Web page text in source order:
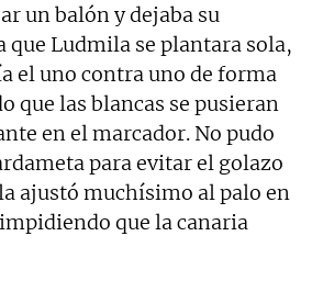
un balón y dejaba su
que Ludmila se plantara sola,
el uno contra uno de forma
que las blancas se pusieran
en el marcador. No pudo
para evitar el golazo
ajustó muchísimo al palo en
que la canaria